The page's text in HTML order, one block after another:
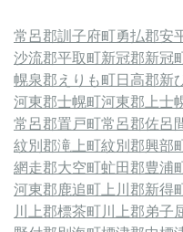
常呂郡訓子府町勇払郡安
沙流郡平取町新冠郡新冠
幌泉郡えりも町日高郡新
河東郡士幌町河東郡上士
常呂郡置戸町常呂郡佐呂
紋別郡滝上町紋別郡興部
網走郡大空町虻田郡豊浦
河東郡鹿追町 上川郡新得
川上郡標茶町川上郡弟子